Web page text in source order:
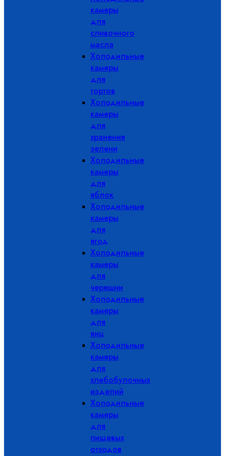
камеры
для
сливочного
масла
Холодильные
камеры
для
тортов
Холодильные
камеры
для
хранения
зелени
Холодильные
камеры
для
яблок
Холодильные
камеры
для
ягод
Холодильные
камеры
для
черешни
Холодильные
камеры
для
яиц
Холодильные
камеры
для
хлебобулочных
изделий
Холодильные
камеры
для
пищевых
отходов